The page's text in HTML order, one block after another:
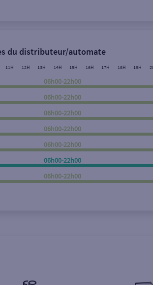
monnaie €
Rechercher
du distributeur/automate
11H 12H 13H 14H 15H 16H 17H 18H 19H
06h00-22h00
06h00-22h00
06h00-22h00
06h00-22h00
06h00-22h00
06h00-22h00
06h00-22h00